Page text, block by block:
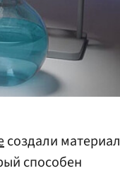
создали материал
способен